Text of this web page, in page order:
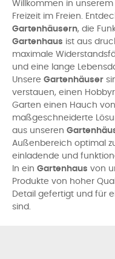
Willkommen in
Freizeit im Freien.
Gartenhäusern, die
Gartenhaus ist aus
maximale
und eine lange
Unsere Gartenhäuser
verstauen, einen
Garten einen Hauch
maßgeschneiderte
aus unseren
Außenbereich optimal
einladende und
In ein Gartenhaus von
Produkte von hoher
Detail gefertigt und für
sind.